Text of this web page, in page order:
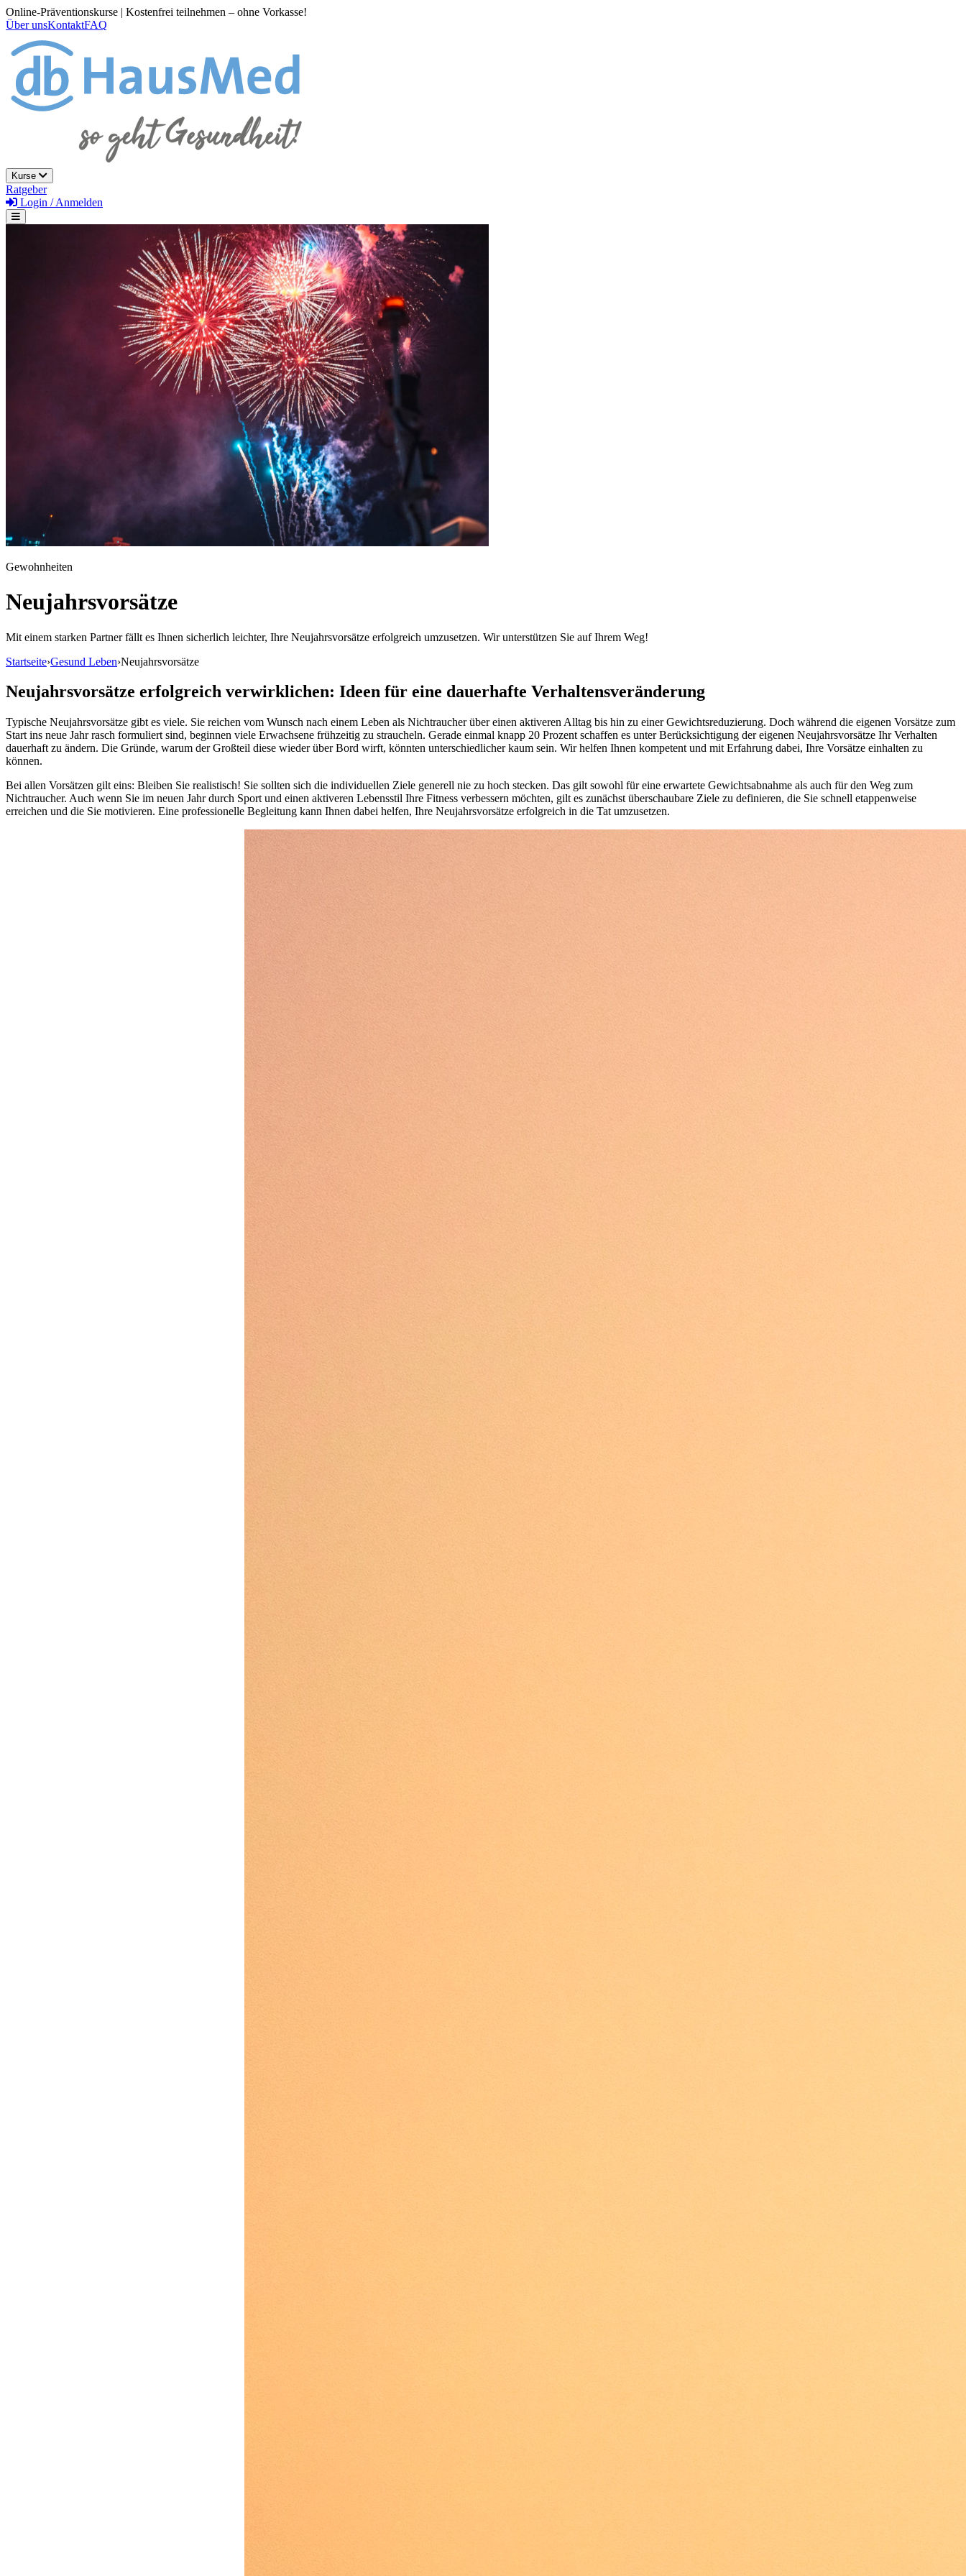
Online-Präventionskurse | Kostenfrei teilnehmen – ohne Vorkasse!
Über unsKontaktFAQ
Kurse
Ratgeber
Login / Anmelden
Gewohnheiten
Neujahrsvorsätze
Mit einem starken Partner fällt es Ihnen sicherlich leichter, Ihre Neujahrsvorsätze erfolgreich umzusetzen. Wir unterstützen Sie auf Ihrem Weg!
Startseite›Gesund Leben›Neujahrsvorsätze
Neujahrsvorsätze erfolgreich verwirklichen: Ideen für eine dauerhafte Verhaltensveränderung
Typische Neujahrsvorsätze gibt es viele. Sie reichen vom Wunsch nach einem Leben als Nichtraucher über einen aktiveren Alltag bis hin zu einer Gewichtsreduzierung. Doch während die eigenen Vorsätze zum
Start ins neue Jahr rasch formuliert sind, beginnen viele Erwachsene frühzeitig zu straucheln. Gerade einmal knapp 20 Prozent schaffen es unter Berücksichtigung der eigenen Neujahrsvorsätze Ihr Verhalten
dauerhaft zu ändern. Die Gründe, warum der Großteil diese wieder über Bord wirft, könnten unterschiedlicher kaum sein. Wir helfen Ihnen kompetent und mit Erfahrung dabei, Ihre Vorsätze einhalten zu
können.
Bei allen Vorsätzen gilt eins: Bleiben Sie realistisch! Sie sollten sich die individuellen Ziele generell nie zu hoch stecken. Das gilt sowohl für eine erwartete Gewichtsabnahme als auch für den Weg zum
Nichtraucher. Auch wenn Sie im neuen Jahr durch Sport und einen aktiveren Lebensstil Ihre Fitness verbessern möchten, gilt es zunächst überschaubare Ziele zu definieren, die Sie schnell etappenweise
erreichen und die Sie motivieren. Eine professionelle Begleitung kann Ihnen dabei helfen, Ihre Neujahrsvorsätze erfolgreich in die Tat umzusetzen.